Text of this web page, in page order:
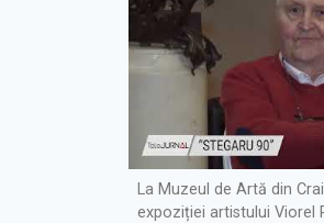
La Muzeul de Artă din
expoziției artistului Viorel